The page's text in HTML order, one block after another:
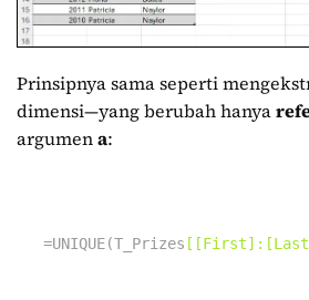
Prinsipnya sama seperti
dimensi—yang berubah hanya
argumena:
=UNIQUE(T_Prizes